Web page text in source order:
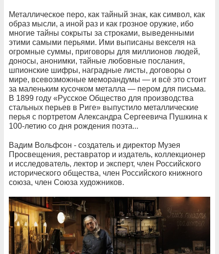
Металлическое перо, как тайный знак, как символ, как
образ мысли, а иной раз и как грозное оружие, ибо
многие тайны сокрыты за строками, выведенными
этими самыми перьями. Ими выписаны векселя на
огромные суммы, приговоры для миллионов людей,
доносы, анонимки, тайные любовные послания,
шпионские шифры, наградные листы, договоры о
мире, всевозможные меморандумы — и всё это стоит
за маленьким кусочком металла — пером для письма.
В 1899 году «Русское Общество для производства
стальных перьев в Риге» выпустило металлические
перья с портретом Александра Сергеевича Пушкина к
100-летию со дня рождения поэта...
Вадим Вольфсон - создатель и директор Музея
Просвещения, реставратор и издатель, коллекционер
и исследователь, лектор и эксперт, член Российского
исторического общества, член Российского книжного
союза, член Союза художников.